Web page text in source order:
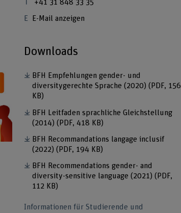
+41 31 848 33 35
E-Mail anzeigen
Downloads
BFH Empfehlungen gender- und
diversitygerechte Sprache (2020) (PDF, 156
KB)
BFH Leitfaden sprachliche Gleichstellung
(2014) (PDF, 418 KB)
BFH Recommandations langage inclusif
(2022) (PDF, 194 KB)
BFH Recommendations gender- and
diversity-sensitive language (2021) (PDF,
112 KB)
Informationen für Studierende und